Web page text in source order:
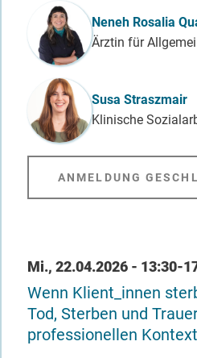
Referent_in
Neneh Rosalia
Ärztin für
Susa Straszmair
Klinische
ANMELDUNG
Datum / Uhrzeit
Mi., 22.04.2026 - 13:30-
Wenn Klient_innen
Tod, Sterben und
professionellen Kontext